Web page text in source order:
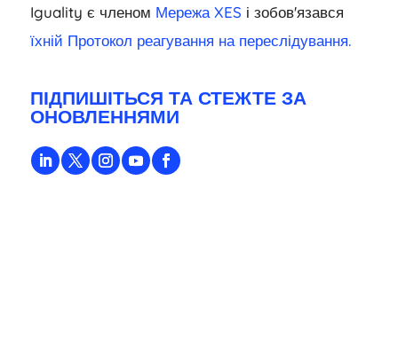
Iguality є членом Мережа XES і зобов'язався
їхній Протокол реагування на переслідування.
ПІДПИШІТЬСЯ ТА СТЕЖТЕ ЗА
ОНОВЛЕННЯМИ